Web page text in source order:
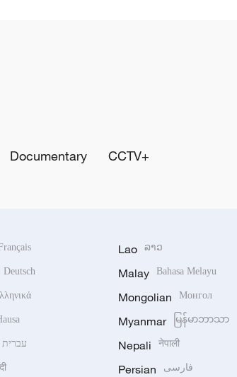
Documentary CCTV+
Deutsch
עברית
Lao ລາວ
Malay Bahasa Melayu
Mongolian Монгол
Myanmar မြန်မာဘာသာ
Nepali नेपाली
Persian فارسی